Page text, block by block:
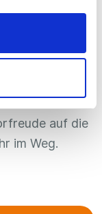
Die
in den
und
auf die
im Weg.